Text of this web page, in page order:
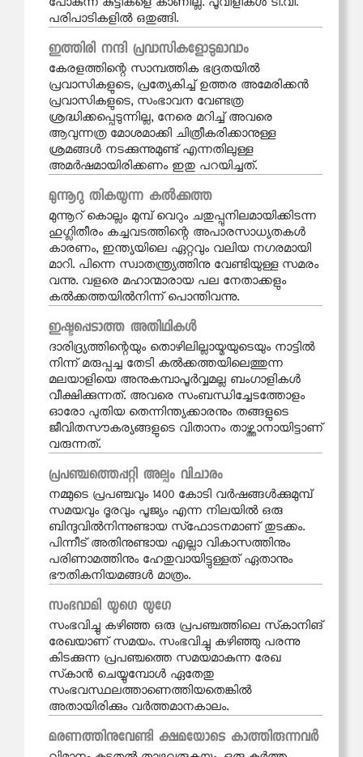
പരിപാടികളിൽ ഒതുങ്ങി.
ഇത്തിരി നന്ദി പ്രവാസികളോടുമാവാം
കേരളത്തിന്റെ സാമ്പത്തിക ഭദ്രതയിൽ
പ്രവാസികളുടെ, പ്രത്യേകിച്ച് ഉത്തര അമേരിക്കൻ
പ്രവാസികളുടെ, സംഭാവന വേണ്ടത്ര
ശ്രദ്ധിക്കപ്പെടുന്നില്ല, നേരെ മറിച്ച് അവരെ
ആവുന്നത്ര മോശമാക്കി ചിത്രീകരിക്കാനുള്ള
ശ്രമങ്ങൾ നടക്കുന്നുമുണ്ട് എന്നതിലുള്ള
അമർഷമായിരിക്കണം ഇതു പറയിച്ചത്.
മുന്നൂറു തികയുന്ന കല്‍ക്കത്ത
മുന്നൂറ് കൊല്ലം മുമ്പ് വെറും ചതുപ്പുനിലമായിക്കിടന്ന
ഹുഗ്ലിതീരം കച്ചവടത്തിന്റെ അപാരസാധ്യതകൾ
കാരണം, ഇന്ത്യയിലെ ഏറ്റവും വലിയ നഗരമായി
മാറി. പിന്നെ സ്വാതന്ത്ര്യത്തിനു വേണ്ടിയുള്ള സമരം
വന്നു. വളരെ മഹാന്മാരായ പല നേതാക്കളും
കൽക്കത്തയിൽനിന്ന് പൊന്തിവന്നു.
ഇഷ്ടപ്പെടാത്ത അതിഥികള്‍
ദാരിദ്ര്യത്തിന്റെയും തൊഴിലില്ലായ്മയുടെയും നാട്ടിൽ
നിന്ന് മരുപ്പച്ച തേടി കൽക്കത്തയിലെത്തുന്ന
മലയാളിയെ അനുകമ്പാപൂർവ്വമല്ല ബംഗാളികൾ
വീക്ഷിക്കുന്നത്. അവരെ സംബന്ധിച്ചേടത്തോളം
ഓരോ പുതിയ തെന്നിന്ത്യക്കാരനും തങ്ങളുടെ
ജീവിതസൗകര്യങ്ങളുടെ വിതാനം താഴ്ത്താനായിട്ടാണ്
വരുന്നത്.
പ്രപഞ്ചത്തെപ്പറ്റി അല്പം വിചാരം
നമ്മുടെ പ്രപഞ്ചവും 1400 കോടി വർഷങ്ങൾക്കുമുമ്പ്
സമയവും ദൂരവും പൂജ്യം എന്ന നിലയിൽ ഒരു
ബിന്ദുവിൽനിന്നുണ്ടായ സ്‌ഫോടനമാണ് തുടക്കം.
പിന്നീട് അതിനുണ്ടായ എല്ലാ വികാസത്തിനും
പരിണാമത്തിനും ഹേതുവായിട്ടുള്ളത് ഏതാനും
ഭൗതികനിയമങ്ങൾ മാത്രം.
സംഭവാമി യുഗെ യുഗേ
സംഭവിച്ചു കഴിഞ്ഞ ഒരു പ്രപഞ്ചത്തിലെ സ്‌കാനിങ്
രേഖയാണ് സമയം. സംഭവിച്ചു കഴിഞ്ഞു പരന്നു
കിടക്കുന്ന പ്രപഞ്ചത്തെ സമയമാകുന്ന രേഖ
സ്‌കാൻ ചെയ്യുമ്പോൾ ഏതേതു
സംഭവസ്ഥലത്താണെത്തിയതെങ്കിൽ
അതായിരിക്കും വർത്തമാനകാലം.
മരണത്തിനുവേണ്ടി ക്ഷമയോടെ കാത്തിരുന്നവര്‍